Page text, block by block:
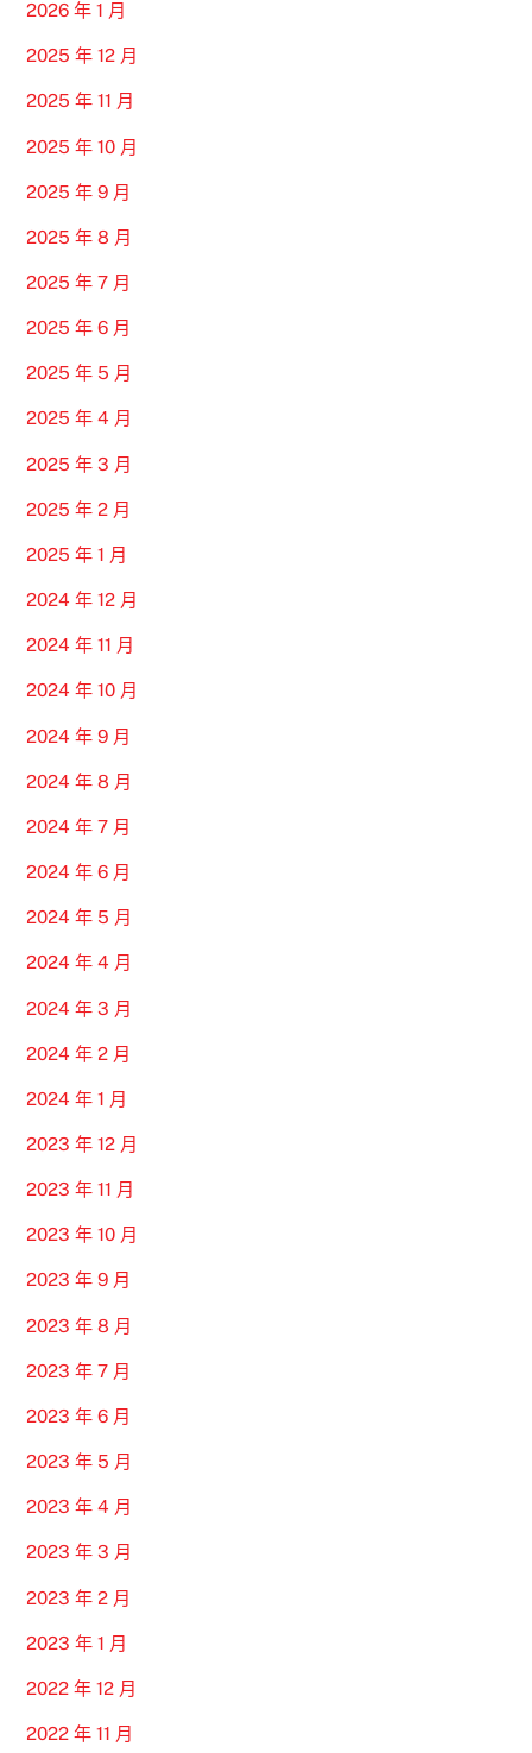
2026 年 1 月
2025 年 12 月
2025 年 11 月
2025 年 10 月
2025 年 9 月
2025 年 8 月
2025 年 7 月
2025 年 6 月
2025 年 5 月
2025 年 4 月
2025 年 3 月
2025 年 2 月
2025 年 1 月
2024 年 12 月
2024 年 11 月
2024 年 10 月
2024 年 9 月
2024 年 8 月
2024 年 7 月
2024 年 6 月
2024 年 5 月
2024 年 4 月
2024 年 3 月
2024 年 2 月
2024 年 1 月
2023 年 12 月
2023 年 11 月
2023 年 10 月
2023 年 9 月
2023 年 8 月
2023 年 7 月
2023 年 6 月
2023 年 5 月
2023 年 4 月
2023 年 3 月
2023 年 2 月
2023 年 1 月
2022 年 12 月
2022 年 11 月